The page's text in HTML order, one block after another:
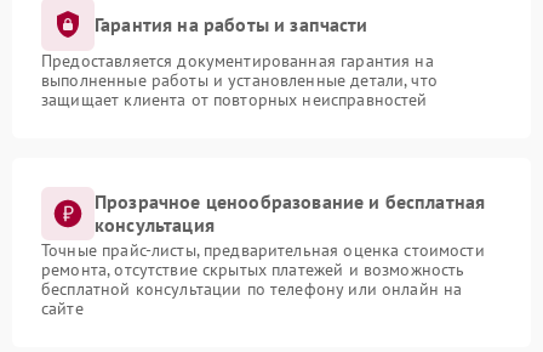
Гарантия на работы и запчасти
Предоставляется документированная гарантия на
выполненные работы и установленные детали, что
защищает клиента от повторных неисправностей
Прозрачное ценообразование и бесплатная
консультация
Точные прайс-листы, предварительная оценка стоимости
ремонта, отсутствие скрытых платежей и возможность
бесплатной консультации по телефону или онлайн на
сайте